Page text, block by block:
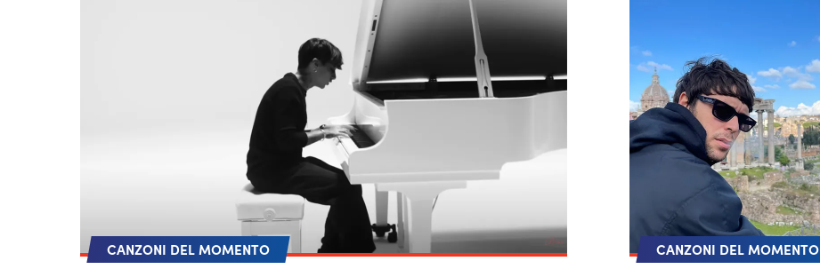
CANZONI DEL MOMENTO CANZONI DEL MOMENTO